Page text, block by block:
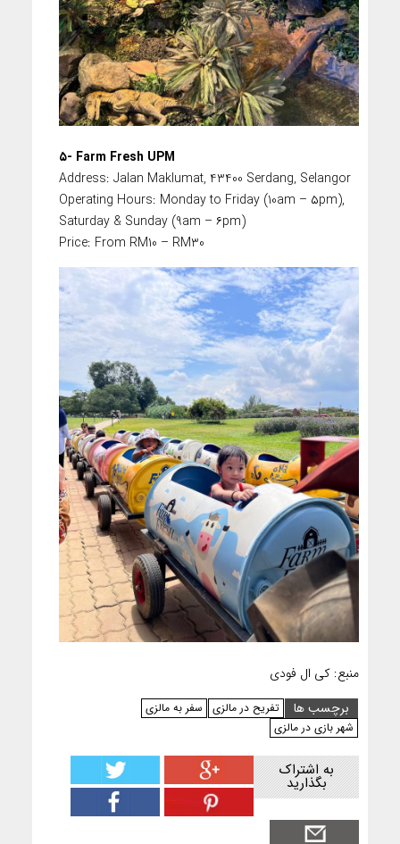
۵- Farm Fresh UPM
Address: Jalan Maklumat, 43400 Serdang, Selangor
Operating Hours: Monday to Friday (10am – ۵pm),
Saturday & Sunday (9am – ۶pm)
Price: From RM10 – RM30
منبع: کی ال فودی
برچسب ها
تفریح در مالزی
سفر به مالزی
شهر بازی در مالزی
به اشتراک
بگذارید